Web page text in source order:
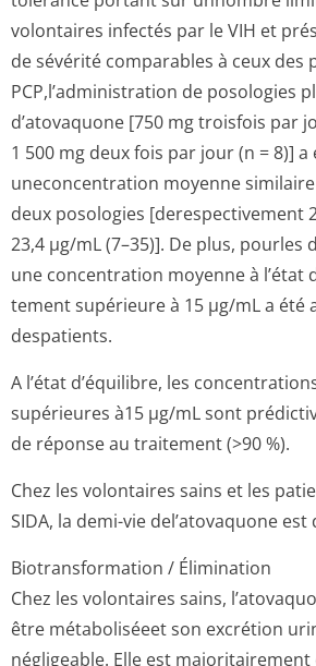
volontaires infectés par le VIH et
de sévérité comparables à ceux des
PCP,l’adminis­tration de posologies
d’atovaquone [750 mg troisfois par
1 500 mg deux fois par jour (n = 8)]
uneconcentration moyenne
deux posologies [derespectivement
23,4 µg/mL (7–35)]. De plus, pourles
une concentration moyenne à l’état
tement supérieure à 15 µg/mL a été
despatients.
A l’état d’équilibre, les
supérieures à15 µg/mL sont
de réponse au traitement (>90 %).
Chez les volontaires sains et les
SIDA, la demi-vie del’atovaquone est
Biotransformation / Élimination
Chez les volontaires sains,
être métaboliséeet son excrétion
négligeable. Elle est